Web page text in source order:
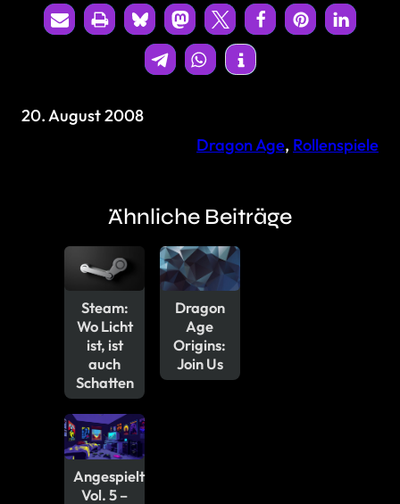
20. August 2008
Dragon Age, Rollenspiele
Ähnliche Beiträge
Steam:
Wo Licht
ist, ist
auch
Schatten
Angespielt
Vol. 5 –
Dragon
Age
Origins:
Join Us